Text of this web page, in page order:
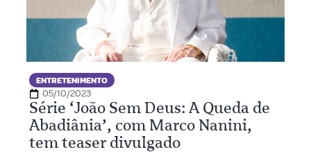
ENTRETENIMENTO
05/10/2023
Série ‘João Sem Deus: A Queda de
Abadiânia’, com Marco Nanini,
tem teaser divulgado